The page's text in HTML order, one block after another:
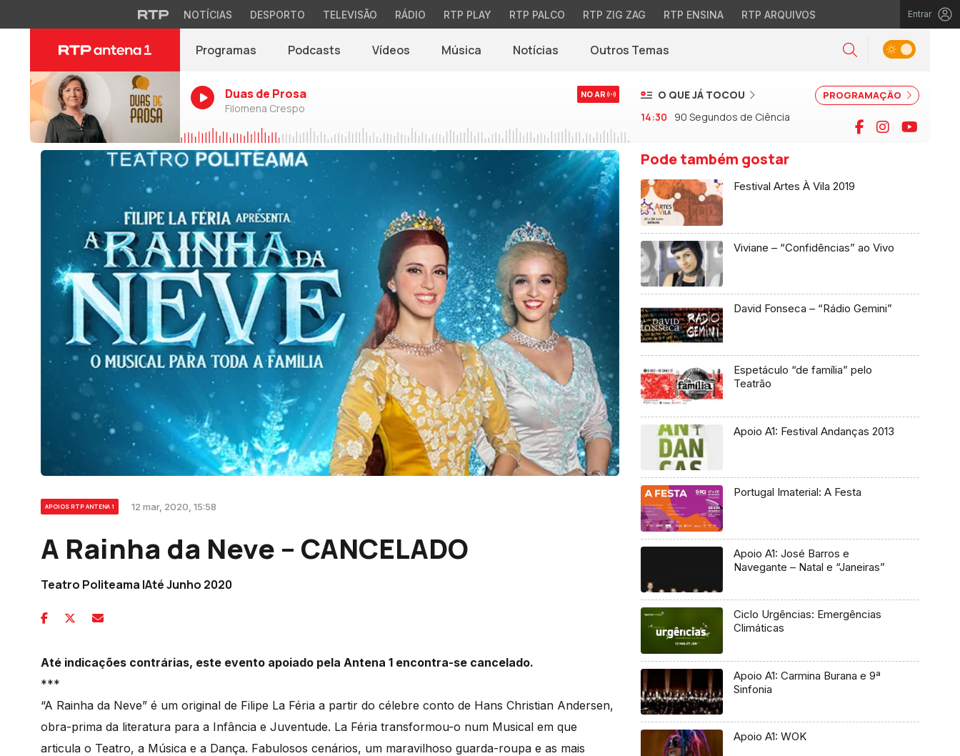
NOTÍCIAS DESPORTO TELEVISÃO RÁDIO RTP PLAY RTP PALCO RTP ZIG ZAG RTP ENSINA RTP ARQUIVOS Entrar
Programas Podcasts Vídeos Música Notícias(abre em nova janela)
Outros Temas Pesquisar
Alternar tema
Duas de Prosa
Filomena Crespo
NO AR PROGRAMAÇÃO
O QUE JÁ TOCOU
14:30
90 Segundos de Ciência Facebook
Instagram
APOIOS RTP ANTENA 1 12 mar, 2020, 15:58
A Rainha da Neve – CANCELADO
Teatro Politeama |Até Junho 2020
Até indicações contrárias, este evento apoiado pela Antena 1 encontra-se cancelado.
***
“A Rainha da Neve” é um original de Filipe La Féria a partir do célebre conto de Hans Christian Andersen,
obra-prima da literatura para a Infância e Juventude. La Féria transformou-o num Musical em que
articula o Teatro, a Música e a Dança. Fabulosos cenários, um maravilhoso guarda-roupa e as mais
Pode também gostar
Festival Artes À Vila 2019
Viviane – “Confidências” ao Vivo
David Fonseca – “Rádio Gemini”
Espetáculo “de família” pelo
Teatrão
Apoio A1: Festival Andanças 2013
Portugal Imaterial: A Festa
Apoio A1: José Barros e
Navegante – Natal e “Janeiras”
Ciclo Urgências: Emergências
Climáticas
Apoio A1: Carmina Burana e 9ª
Sinfonia
Apoio A1: WOK